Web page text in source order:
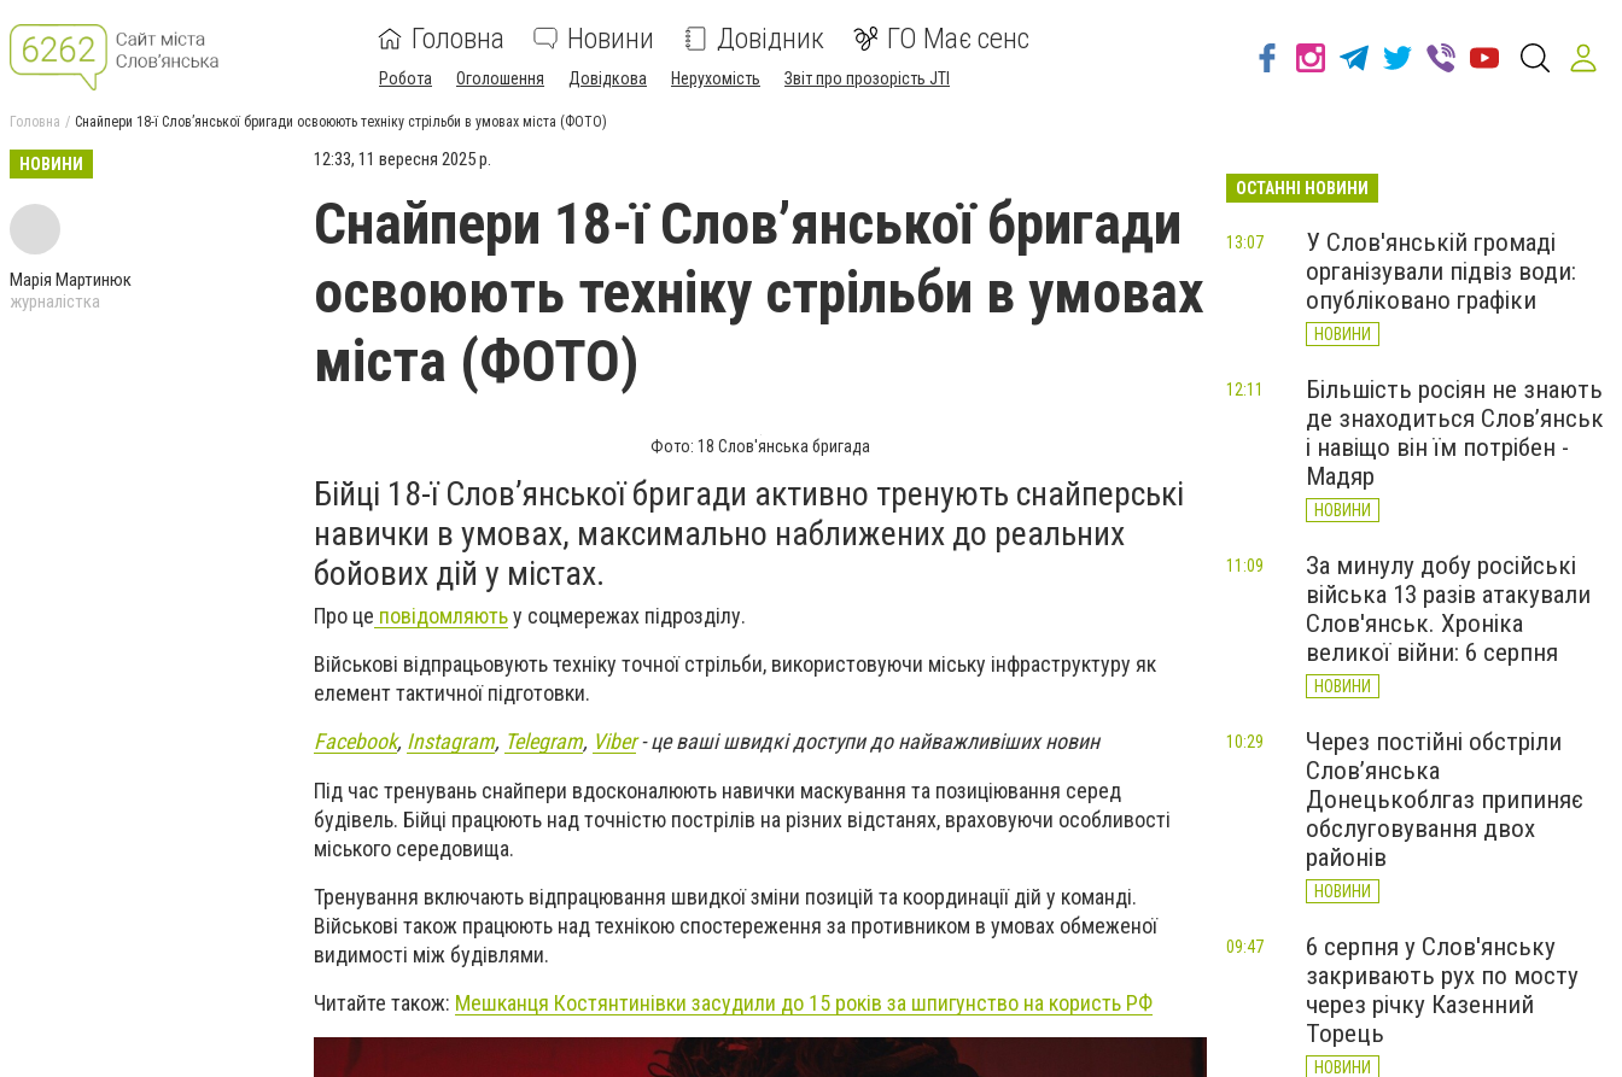
Головна Новини Довідник ГО Має сенс
Робота Оголошення Довідкова Нерухомість Звіт про прозорість JTI
Головна Снайпери 18-ї Словʼянської бригади освоюють техніку стрільби в умовах міста (ФОТО)
НОВИНИ
Марія Мартинюк
журналістка
12:33, 11 вересня 2025 р.
Снайпери 18-ї Словʼянської бригади
освоюють техніку стрільби в умовах
міста (ФОТО)
Фото: 18 Слов'янська бригада
Бійці 18-ї Словʼянської бригади активно тренують снайперські
навички в умовах, максимально наближених до реальних
бойових дій у містах.
Про це повідомляютьу соцмережах підрозділу.
Військові відпрацьовують техніку точної стрільби, використовуючи міську інфраструктуру як
елемент тактичної підготовки.
Facebook, Instagram, Telegram, Viber- це ваші швидкі доступи до найважливіших новин
Під час тренувань снайпери вдосконалюють навички маскування та позиціювання серед
будівель. Бійці працюють над точністю пострілів на різних відстанях, враховуючи особливості
міського середовища.
Тренування включають відпрацювання швидкої зміни позицій та координації дій у команді.
Військові також працюють над технікою спостереження за противником в умовах обмеженої
видимості між будівлями.
Читайте також: Мешканця Костянтинівки засудили до 15 років за шпигунство на користь РФ
ОСТАННІ НОВИНИ
У Слов'янській громаді
організували підвіз води:
опубліковано графіки
НОВИНИ
13:07
Більшість росіян не знають
де знаходиться Слов’янськ
і навіщо він їм потрібен -
Мадяр
НОВИНИ
12:11
За минулу добу російські
війська 13 разів атакували
Слов'янськ. Хроніка
великої війни: 6 серпня
НОВИНИ
11:09
Через постійні обстріли
Слов’янська
Донецькоблгаз припиняє
обслуговування двох
районів
НОВИНИ
10:29
6 серпня у Слов'янську
закривають рух по мосту
через річку Казенний
Торець
НОВИНИ
09:47